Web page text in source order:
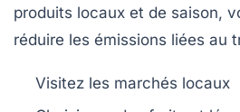
produits locaux et de saison,
réduire les émissions liées au
Visitez les marchés locaux